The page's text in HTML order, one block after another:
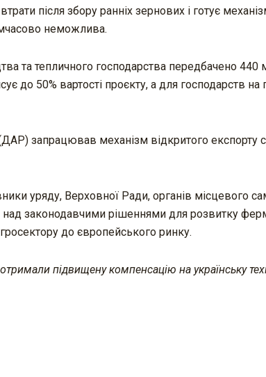
після збору ранніх зернових і готує
неможлива.
та тепличного господарства передбачено
до 50% вартості проєкту, а для господарств
запрацював механізм відкритого експорту
уряду, Верховної Ради, органів місцевого
законодавчими рішеннями для розвитку
до європейського ринку.
підвищену компенсацію на українську